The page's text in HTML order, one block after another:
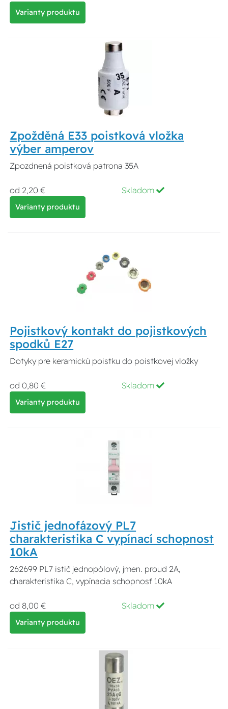
Varianty produktu
Zpožděná E33 poistková vložka
výber amperov
Zpozdnená poistková patrona 35A
od 2,20 € Skladom
Varianty produktu
Pojistkový kontakt do pojistkových
spodků E27
Dotyky pre keramickú poistku do poistkovej vložky
od 0,80 € Skladom
Varianty produktu
Jistič jednofázový PL7
charakteristika C vypínací schopnost
10kA
262699 PL7 istič jednopólový, jmen. proud 2A,
charakteristika C, vypínacia schopnosť 10kA
od 8,00 € Skladom
Varianty produktu